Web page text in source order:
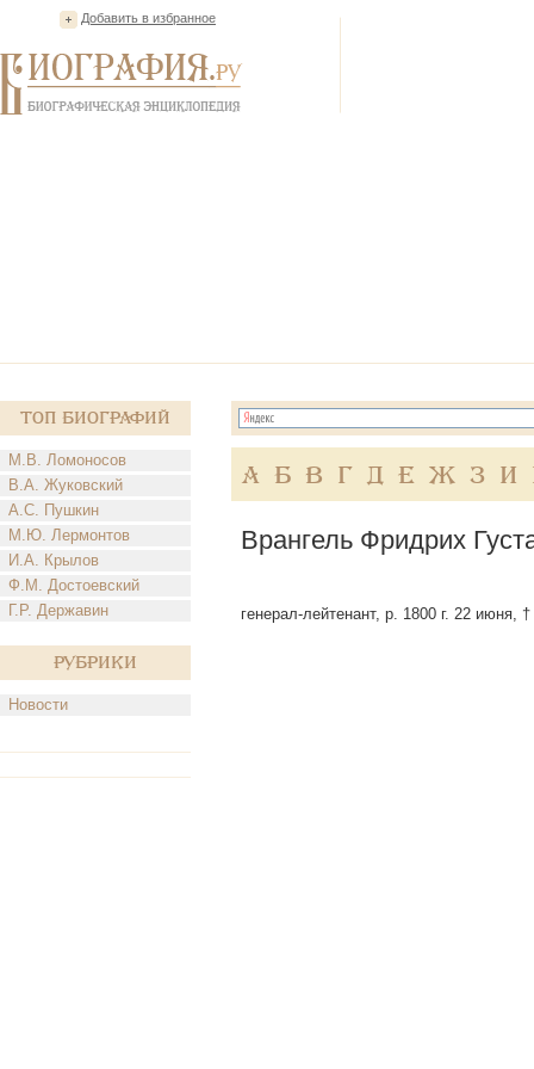
Добавить в избранное
Топ Биографий
М.В. Ломоносов
В.А. Жуковский
А.С. Пушкин
М.Ю. Лермонтов
И.А. Крылов
Ф.М. Достоевский
Г.Р. Державин
Рубрики
Новости
А Б В Г Д Е Ж З И
Врангель Фридрих
генерал-лейтенант, р. 1800 г. 22 июня,